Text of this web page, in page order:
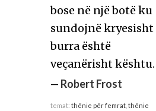
bose në një botë ku
sundojnë kryesisht
burra është
veçanërisht kështu.
— Robert Frost
temat: thënie për femrat, thënie